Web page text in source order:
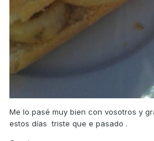
Me lo pasé muy bien con vosotros y
estos días triste que e pasado .